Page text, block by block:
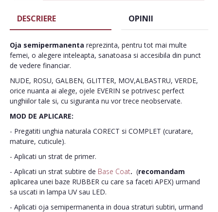
DESCRIERE OPINII
Oja semipermanenta reprezinta, pentru tot mai multe
femei, o alegere inteleapta, sanatoasa si accesibila din punct
de vedere financiar.
NUDE, ROSU, GALBEN, GLITTER, MOV,ALBASTRU, VERDE,
orice nuanta ai alege, ojele EVERIN se potrivesc perfect
unghiilor tale si, cu siguranta nu vor trece neobservate.
MOD DE APLICARE:
- Pregatiti unghia naturala CORECT si COMPLET (curatare,
matuire, cuticule).
- Aplicati un strat de primer.
- Aplicati un strat subtire de Base Coat. (recomandam
aplicarea unei baze RUBBER cu care sa faceti APEX) urmand
sa uscati in lampa UV sau LED.
- Aplicati oja semipermanenta in doua straturi subtiri, urmand